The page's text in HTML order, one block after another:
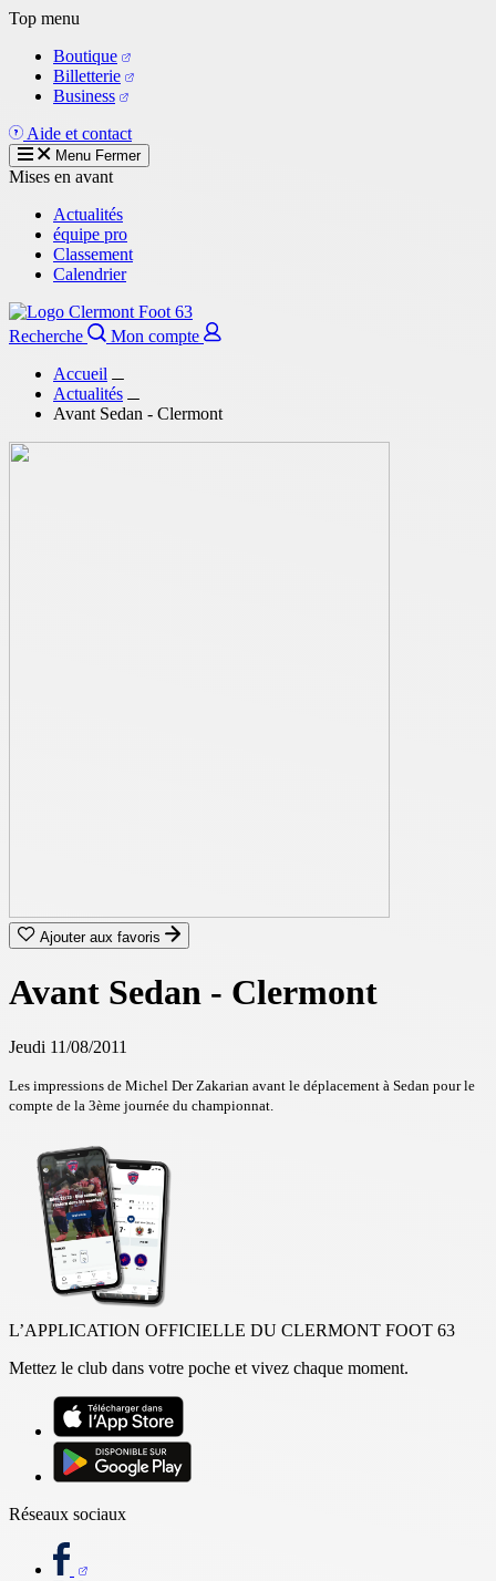
Aller
contenu
principal
Top menu
Boutique
Billetterie
Business
Aide et contact
Menu Fermer
Mises en avant
Actualités
équipe pro
Classement
Calendrier
Recherche
Mon compte
Accueil
Actualités
Avant Sedan - Clermont
Ajouter aux favoris
Avant Sedan - Clermont
Jeudi 11/08/2011
Les impressions de Michel Der Zakarian avant le déplacement à Sedan pour le
compte de la 3ème journée du championnat.
L’APPLICATION OFFICIELLE DU CLERMONT FOOT 63
Mettez le club dans votre poche et vivez chaque moment.
Réseaux sociaux